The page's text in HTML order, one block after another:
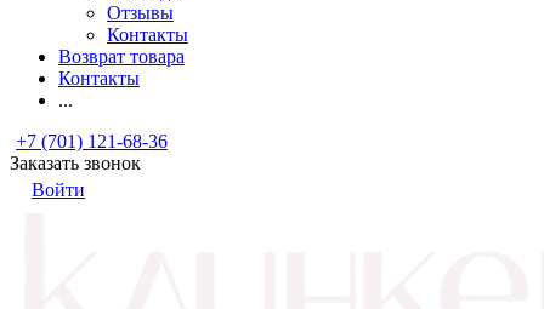
Отзывы
Контакты
Возврат товара
Контакты
...
+7 (701) 121-68-36
Заказать звонок
Войти